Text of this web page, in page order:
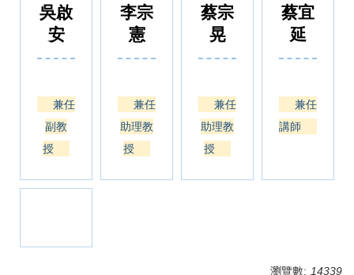
吳啟
安
兼任
副教
授
李宗
憲
兼任
助理教
授
蔡宗
晃
兼任
助理教
授
蔡宜
延
兼任
講師
瀏覽數: 14339